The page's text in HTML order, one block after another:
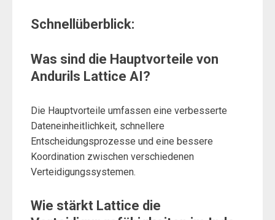
Schnellüberblick:
Was sind die Hauptvorteile von
Andurils Lattice AI?
Die Hauptvorteile umfassen eine verbesserte
Dateneinheitlichkeit, schnellere
Entscheidungsprozesse und eine bessere
Koordination zwischen verschiedenen
Verteidigungssystemen.
Wie stärkt Lattice die